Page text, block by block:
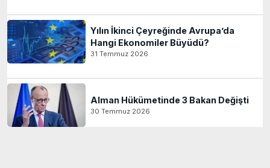
Yılın İkinci Çeyreğinde Avrupa’da
Hangi Ekonomiler Büyüdü?
31 Temmuz 2026
Alman Hükümetinde 3 Bakan Değişti
30 Temmuz 2026